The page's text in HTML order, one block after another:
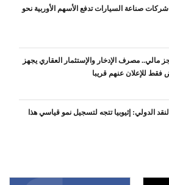
صناعة السيارات تدفع الأسهم الأوربية نحو
مالي.. مصرف الإدخار والإستثمار العقاري يجهز
الدولي: إثيوبيا تتجه لتسجيل نمو قياسي هذا